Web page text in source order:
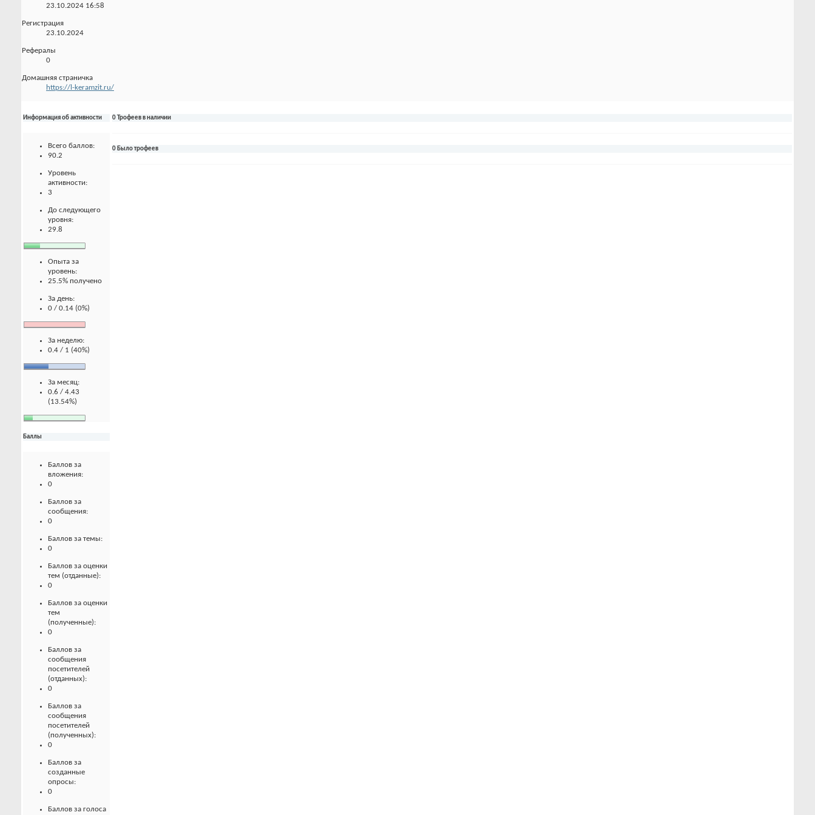
23.10.2024 16:58
Регистрация
23.10.2024
Рефералы
0
Домашняя страничка
https://l-keramzit.ru/
Информация об активности
Всего баллов:
90.2
Уровень
активности:
3
До следующего
уровня:
29.8
Опыта за
уровень:
25.5% получено
За день:
0 / 0.14 (0%)
За неделю:
0.4 / 1 (40%)
За месяц:
0.6 / 4.43
(13.54%)
Баллы
Баллов за
вложения:
0
Баллов за
сообщения:
0
Баллов за темы:
0
Баллов за оценки
тем (отданные):
0
Баллов за оценки
тем
(полученные):
0
Баллов за
сообщения
посетителей
(отданных):
0
Баллов за
сообщения
посетителей
(полученных):
0
Баллов за
созданные
опросы:
0
Баллов за голоса
0 Трофеев в наличии
0 Было трофеев